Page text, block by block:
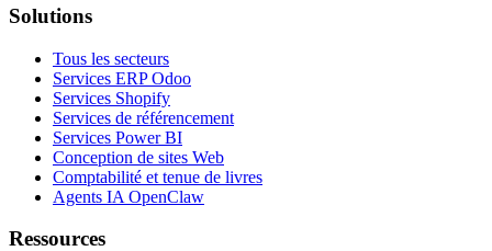
Solutions
Tous les secteurs
Services ERP Odoo
Services Shopify
Services de référencement
Services Power BI
Conception de sites Web
Comptabilité et tenue de livres
Agents IA OpenClaw
Ressources